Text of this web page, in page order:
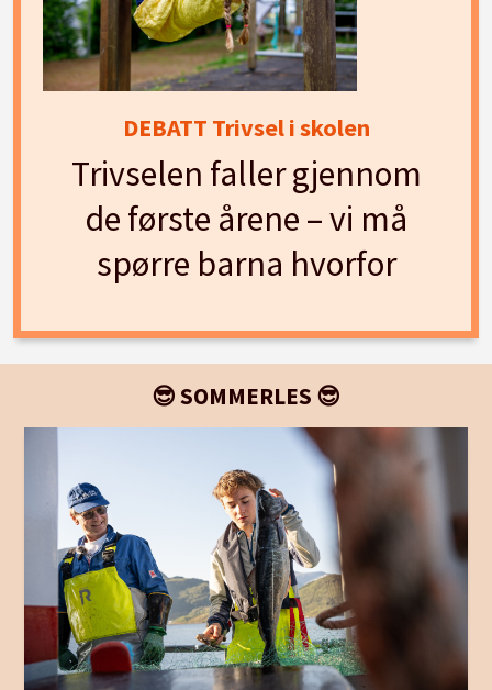
DEBATT Trivsel i skolen
Trivselen faller gjennom
de første årene – vi må
spørre barna hvorfor
😎 SOMMERLES 😎